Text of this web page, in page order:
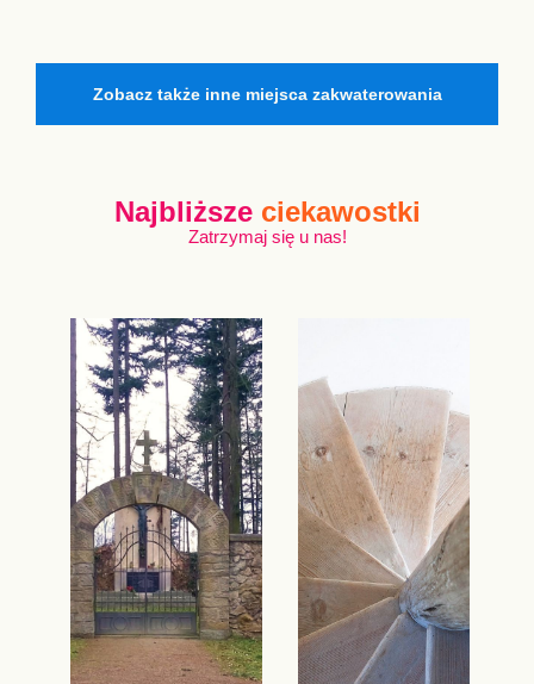
Zobacz także inne miejsca zakwaterowania
Najbliższe ciekawostki
Zatrzymaj się u nas!